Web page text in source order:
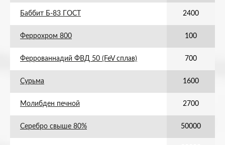
Баббит Б-83 ГОСТ 2400
Феррохром 800 100
Феррованнадий ФВД 50 (FeV сплав) 700
Сурьма 1600
Молибден печной 2700
Серебро свыше 80% 50000